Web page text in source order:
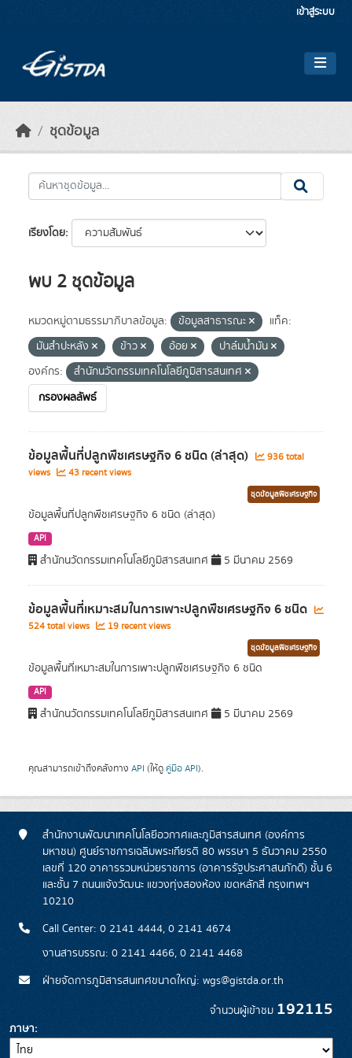
เข้าสู่ระบบ
ชุดข้อมูล
เรียงโดย
พบ 2 ชุดข้อมูล
หมวดหมู่ตามธรรมาภิบาลข้อมูล: ข้อมูลสาธารณะ
แท็ค:
มันสำปะหลัง
ข้าว อ้อย
ปาล์มน้ำมัน
องค์กร:
สำนักนวัตกรรมเทคโนโลยีภูมิสารสนเทศ
กรองผลลัพธ์
ข้อมูลพื้นที่ปลูกพืชเศรษฐกิจ 6 ชนิด (ล่าสุด)
936 total
views
43 recent views
ชุดข้อมูลพืชเศรษฐกิจ
ข้อมูลพื้นที่ปลูกพืชเศรษฐกิจ 6 ชนิด (ล่าสุด)
API
สำนักนวัตกรรมเทคโนโลยีภูมิสารสนเทศ 5 มีนาคม 2569
ข้อมูลพื้นที่เหมาะสมในการเพาะปลูกพืชเศรษฐกิจ 6 ชนิด
524 total views 19 recent views
ชุดข้อมูลพืชเศรษฐกิจ
ข้อมูลพื้นที่เหมาะสมในการเพาะปลูกพืชเศรษฐกิจ 6 ชนิด
API
สำนักนวัตกรรมเทคโนโลยีภูมิสารสนเทศ 5 มีนาคม 2569
คุณสามารถเข้าถึงคลังทาง API (ให้ดู คู่มือ API).
สำนักงานพัฒนาเทคโนโลยีอวกาศและภูมิสารสนเทศ (องค์การ
มหาชน) ศูนย์ราชการเฉลิมพระเกียรติ 80 พรรษา 5 ธันวาคม 2550
เลขที่ 120 อาคารรวมหน่วยราชการ (อาคารรัฐประศาสนภักดี) ชั้น 6
และชั้น 7 ถนนแจ้งวัฒนะ แขวงทุ่งสองห้อง เขตหลักสี่ กรุงเทพฯ
10210
Call Center: 0 2141 4444, 0 2141 4674
งานสารบรรณ: 0 2141 4466, 0 2141 4468
ฝ่ายจัดการภูมิสารสนเทศขนาดใหญ่: wgs@gistda.or.th
จำนวนผู้เข้าชม 192115
ภาษา